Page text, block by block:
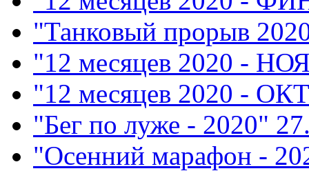
"Танковый прорыв
"12 месяцев 2020 -
"12 месяцев 2020 -
"Бег по луже - 2020"
"Осенний марафон -